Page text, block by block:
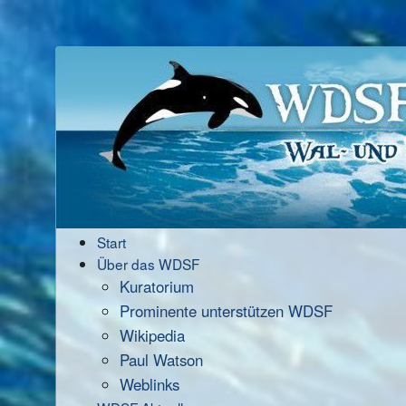
Start
Über das WDSF
Kuratorium
Prominente unterstützen WDSF
Wikipedia
Paul Watson
Weblinks